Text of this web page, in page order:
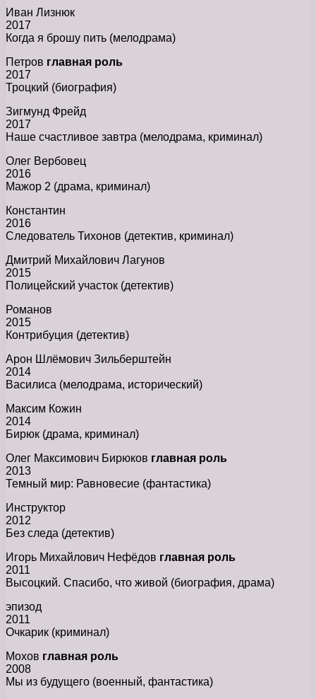
Иван Лизнюк
2017
Когда я брошу пить (мелодрама)
Петров главная роль
2017
Троцкий (биография)
Зигмунд Фрейд
2017
Наше счастливое завтра (мелодрама, криминал)
Олег Вербовец
2016
Мажор 2 (драма, криминал)
Константин
2016
Следователь Тихонов (детектив, криминал)
Дмитрий Михайлович Лагунов
2015
Полицейский участок (детектив)
Романов
2015
Контрибуция (детектив)
Арон Шлёмович Зильберштейн
2014
Василиса (мелодрама, исторический)
Максим Кожин
2014
Бирюк (драма, криминал)
Олег Максимович Бирюков главная роль
2013
Темный мир: Равновесие (фантастика)
Инструктор
2012
Без следа (детектив)
Игорь Михайлович Нефёдов главная роль
2011
Высоцкий. Спасибо, что живой (биография, драма)
эпизод
2011
Очкарик (криминал)
Мохов главная роль
2008
Мы из будущего (военный, фантастика)